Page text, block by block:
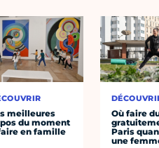
meilleures
du moment
en famille
Où faire
Paris
une